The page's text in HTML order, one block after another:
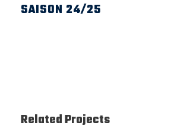
SAISON 24/25
Related Projects